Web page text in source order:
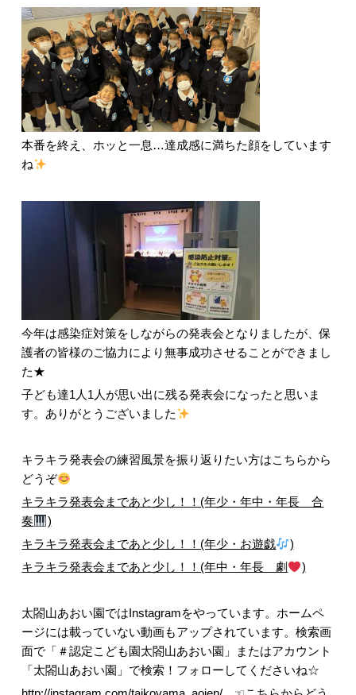
本番を終え、ホッと一息…達成感に満ちた顔をしています
ね
今年は感染症対策をしながらの発表会となりましたが、保
護者の皆様のご協力により無事成功させることができまし
た★
子ども達1人1人が思い出に残る発表会になったと思いま
す。ありがとうございました
キラキラ発表会の練習風景を振り返りたい方はこちらから
どうぞ
キラキラ発表会まであと少し！！(年少・年中・年長 合
奏
)
キラキラ発表会まであと少し！！(年少・お遊戯
)
キラキラ発表会まであと少し！！(年中・年長 劇
)
太閤山あおい園ではInstagramをやっています。ホームペ
ージには載っていない動画もアップされています。検索画
面で「＃認定こども園太閤山あおい園」またはアカウント
「太閤山あおい園」で検索！フォローしてくださいね☆